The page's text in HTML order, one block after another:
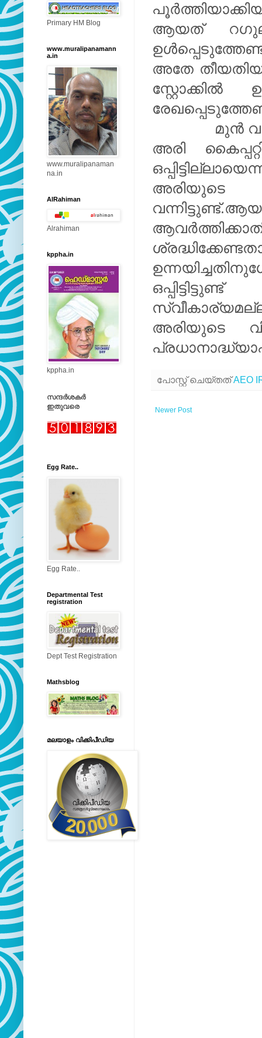
ആയത് റഗുലർ
അതേ
സ്റ്റോക്കിൽ
മുൻ
അരി
അരിയുടെ
അരിയുടെ
പോസ്റ്റ് ചെയ്തത്AEO
Newer Post
Primary HM Blog
www.muralipanamann
a.in
www.muralipanaman
na.in
AlRahiman
Alrahiman
kppha.in
kppha.in
സന്ദർശകർ
ഇതുവരെ
Egg Rate..
Egg Rate..
Departmental Test
registration
Dept Test Registration
Mathsblog
മലയാളം വിക്കിപീഡിയ